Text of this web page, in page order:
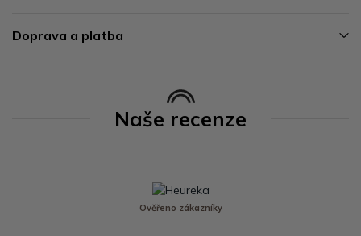
Doprava a platba
Naše recenze
Ověřeno zákazníky